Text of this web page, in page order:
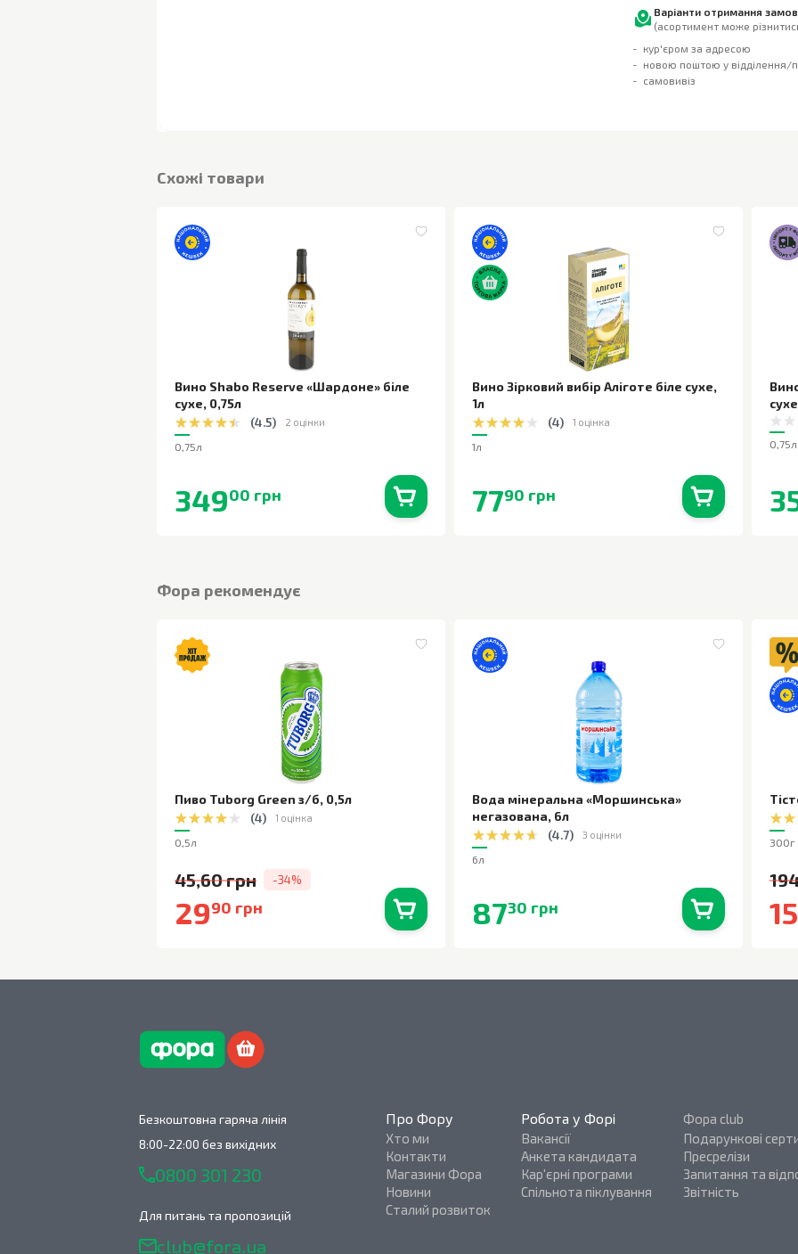
Варіанти отримання
(асортимент може
кур'єром за адресою
новою поштою у відділення/
самовивіз
Cхожі товари
Вино Shabo Reserve «Шардоне» біле
сухе, 0,75л
(4.5) 2 оцінки
0,75л
34900 грн
Вино Зірковий вибір Аліготе біле сухе,
1л
(4) 1 оцінка
1л
7790 грн
сухе
0,75л
Фора рекомендує
Пиво Tuborg Green з/б, 0,5л
(4) 1 оцінка
0,5л
45,60 грн -34%
2990 грн
Вода мінеральна «Моршинська»
негазована, 6л
(4.7) 3 оцінки
6л
8730 грн
300г
Безкоштовна гаряча лінія
8:00-22:00 без вихідних
0800 301 230
Для питань та пропозицій
club@fora.ua
Про Фору
Хто ми
Контакти
Магазини Фора
Новини
Сталий розвиток
Робота у Форі
Вакансії
Анкета кандидата
Кар'єрні програми
Спільнота піклування
Фора club
Подарункові
Пресрелізи
Запитання та
Звітність